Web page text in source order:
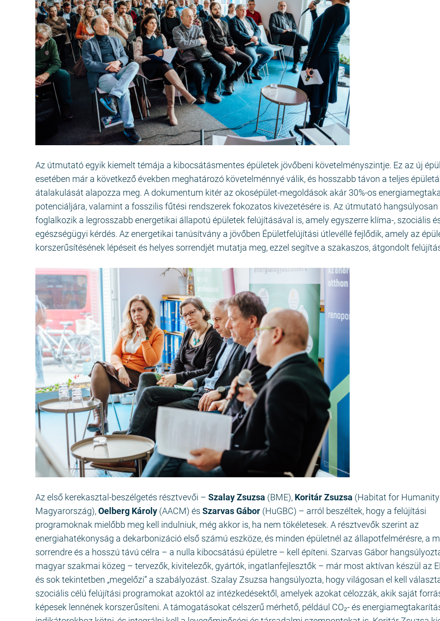
Az útmutató egyik kiemelt témája a kibocsátásmentes épületek jövőbeni követelményszintje. Ez az új
esetében már a következő években meghatározó követelménnyé válik, és hosszabb távon a teljes
átalakulását alapozza meg. A dokumentum kitér az okosépület-megoldások akár 30%-os
potenciáljára, valamint a fosszilis fűtési rendszerek fokozatos kivezetésére is. Az útmutató hangsúlyosan
foglalkozik a legrosszabb energetikai állapotú épületek felújításával is, amely egyszerre klíma-, szociális
egészségügyi kérdés. Az energetikai tanúsítvány a jövőben Épületfelújítási útlevéllé fejlődik, amely az
korszerűsítésének lépéseit és helyes sorrendjét mutatja meg, ezzel segítve a szakaszos, átgondolt
Az első kerekasztal-beszélgetés résztvevői – Szalay Zsuzsa (BME), Koritár Zsuzsa (Habitat for Humanity
Magyarország),Oelberg Károly (AACM) és Szarvas Gábor (HuGBC) – arról beszéltek, hogy a felújítási
programoknak mielőbb meg kell indulniuk, még akkor is, ha nem tökéletesek. A résztvevők szerint az
energiahatékonyság a dekarbonizáció első számú eszköze, és minden épületnél az állapotfelmérésre, a
sorrendre és a hosszú távú célra – a nulla kibocsátású épületre – kell építeni. Szarvas Gábor
magyar szakmai közeg – tervezők, kivitelezők, gyártók, ingatlanfejlesztők – már most aktívan készül az
és sok tekintetben „megelőzi” a szabályozást. Szalay Zsuzsa hangsúlyozta, hogy világosan el kell
szociális célú felújítási programokat azoktól az intézkedésektől, amelyek azokat célozzák, akik saját
képesek lennének korszerűsíteni. A támogatásokat célszerű mérhető, például CO₂- és